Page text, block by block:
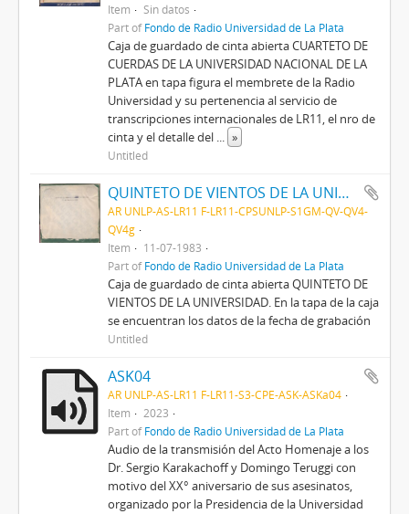
Item
Sin datos
Part ofFondo de Radio Universidad de La Plata
Caja de guardado de cinta abierta CUARTETO DE
CUERDAS DE LA UNIVERSIDAD NACIONAL DE LA
PLATA en tapa figura el membrete de la Radio
Universidad y su pertenencia al servicio de
transcripciones internacionales de LR11, el nro de
cinta y el detalle del ... »
Untitled
QUINTETO DE VIENTOS DE LA UNIVERSIDAD
AR UNLP-AS-LR11 F-LR11-CPSUNLP-S1GM-QV-QV4-
QV4g
Item
11-07-1983
Part ofFondo de Radio Universidad de La Plata
Caja de guardado de cinta abierta QUINTETO DE
VIENTOS DE LA UNIVERSIDAD. En la tapa de la caja
se encuentran los datos de la fecha de grabación
Untitled
ASK04
AR UNLP-AS-LR11 F-LR11-S3-CPE-ASK-ASKa04
Item
2023
Part ofFondo de Radio Universidad de La Plata
Audio de la transmisión del Acto Homenaje a los
Dr. Sergio Karakachoff y Domingo Teruggi con
motivo del XX° aniversario de sus asesinatos,
organizado por la Presidencia de la Universidad